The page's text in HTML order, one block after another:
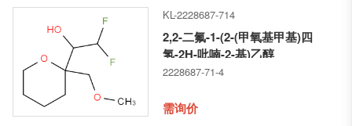
KL-2228687-714
2,2-二氟-1-(2-(甲氧基甲基)四
氢-2H-吡喃-2-基)乙醇
2228687-71-4
需询价